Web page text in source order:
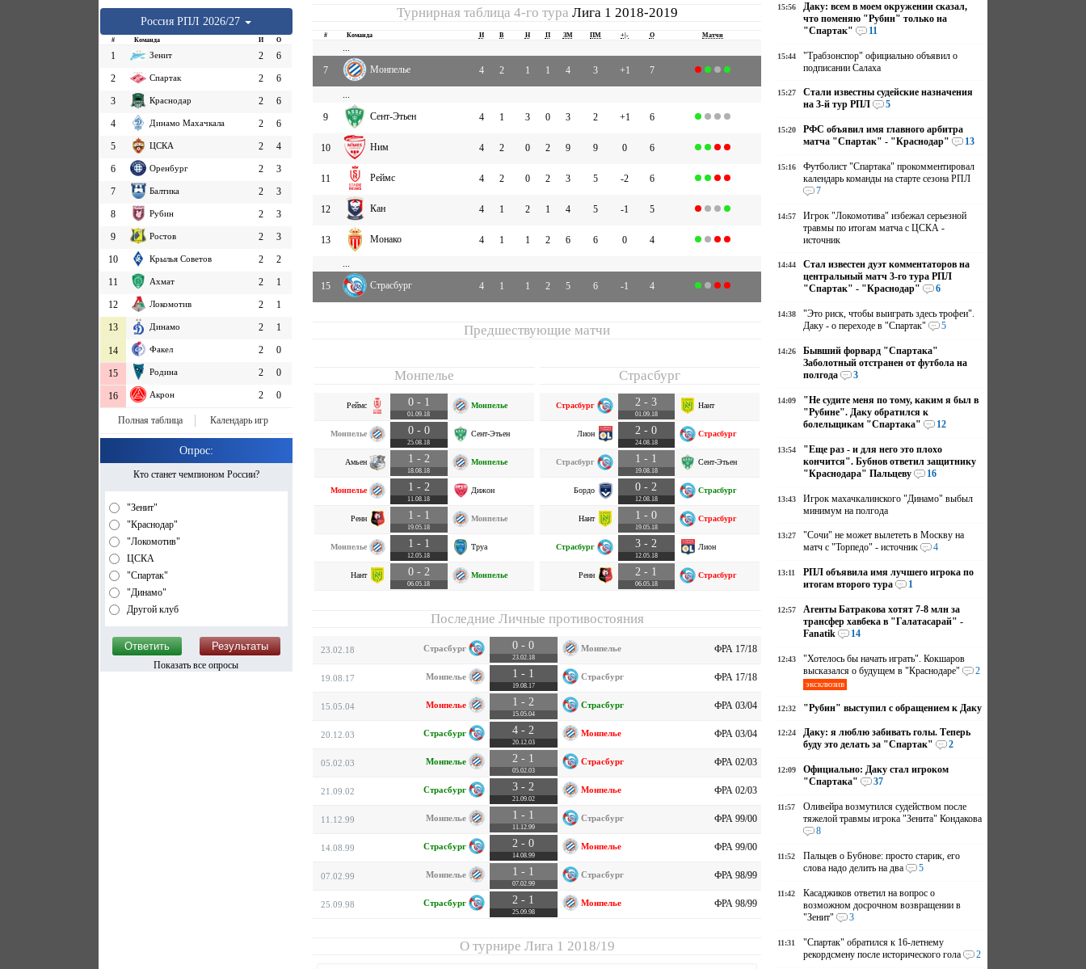
Россия РПЛ 2026/27
# Команда И О
1 Зенит 2
6
2
Спартак 2
6
3
Краснодар 2
6
4
Динамо Махачкала 2
6
5
ЦСКА 2
4
6
Оренбург 2
3
7
Балтика 2
3
8
Рубин 2
3
9
Ростов 2
3
10
Крылья Советов 2
2
11
Ахмат 2
1
12
Локомотив 2
1
13
Динамо 2 1
14 Факел 2 0
15 Родина 2 0
16 Акрон 2 0
Полная таблица Календарь игр
Опрос:
Кто станет чемпионом России?
"Зенит"
"Краснодар"
"Локомотив"
ЦСКА
"Спартак"
"Динамо"
Другой клуб
Показать все опросы
Турнирная таблица 4-го тура Лига 1 2018-2019
# Команда И В Н П ЗМ ПМ +|- О Матчи
...
7
Монпелье 4 2 1 1 4 3 +1 7
...
9
Сент-Этьен 4 1 3 0 3 2 +1 6
10 Ним 4 2 0 2 9 9 0 6
11 Реймс 4 2 0 2 3 5 -2 6
12 Кан 4 1 2 1 4 5 -1 5
13 Монако 4 1 1 2 6 6 0 4
...
15
Страсбург 4 1 1 2 5 6 -1 4
Предшествующие матчи
Монпелье
Реймс 0 - 1
01.09.18
Монпелье
Монпелье 0 - 0
25.08.18
Сент-Этьен
Амьен 1 - 2
18.08.18
Монпелье
Монпелье 1 - 2
11.08.18
Дижон
Ренн 1 - 1
19.05.18
Монпелье
Монпелье 1 - 1
12.05.18
Труа
Нант 0 - 2
06.05.18
Монпелье
Страсбург
Страсбург 2 - 3
01.09.18
Нант
Лион 2 - 0
24.08.18
Страсбург
Страсбург 1 - 1
19.08.18
Сент-Этьен
Бордо 0 - 2
12.08.18
Страсбург
Нант 1 - 0
19.05.18
Страсбург
Страсбург 3 - 2
12.05.18
Лион
Ренн 2 - 1
06.05.18
Страсбург
Последние Личные противостояния
23.02.18 Страсбург 0 - 0
23.02.18
Монпелье ФРА 17/18
19.08.17 Монпелье 1 - 1
19.08.17
Страсбург ФРА 17/18
15.05.04 Монпелье 1 - 2
15.05.04
Страсбург ФРА 03/04
20.12.03 Страсбург 4 - 2
20.12.03
Монпелье ФРА 03/04
05.02.03 Монпелье 2 - 1
05.02.03
Страсбург ФРА 02/03
21.09.02 Страсбург 3 - 2
21.09.02
Монпелье ФРА 02/03
11.12.99 Монпелье 1 - 1
11.12.99
Страсбург ФРА 99/00
14.08.99 Страсбург 2 - 0
14.08.99
Монпелье ФРА 99/00
07.02.99 Монпелье 1 - 1
07.02.99
Страсбург ФРА 98/99
25.09.98 Страсбург 2 - 1
25.09.98
Монпелье ФРА 98/99
О турнире Лига 1 2018/19
15:56
Даку: всем в моем окружении сказал,
что поменяю "Рубин" только на
"Спартак"
11
15:44
"Трабзонспор" официально объявил о
подписании Салаха
15:27
Стали известны судейские назначения
на 3-й тур РПЛ
5
15:20
РФС объявил имя главного арбитра
матча "Спартак" - "Краснодар"
13
15:16
Футболист "Спартака" прокомментировал
календарь команды на старте сезона РПЛ
7
14:57
Игрок "Локомотива" избежал серьезной
травмы по итогам матча с ЦСКА -
источник
14:44
Стал известен дуэт комментаторов на
центральный матч 3-го тура РПЛ
"Спартак" - "Краснодар"
6
14:38
"Это риск, чтобы выиграть здесь трофеи".
Даку - о переходе в "Спартак"
5
14:26
Бывший форвард "Спартака"
Заболотный отстранен от футбола на
полгода
3
14:09
"Не судите меня по тому, каким я был в
"Рубине". Даку обратился к
болельщикам "Спартака"
12
13:54
"Еще раз - и для него это плохо
кончится". Бубнов ответил защитнику
"Краснодара" Пальцеву
16
13:43
Игрок махачкалинского "Динамо" выбыл
минимум на полгода
13:27
"Сочи" не может вылететь в Москву на
матч с "Торпедо" - источник
4
13:11
РПЛ объявила имя лучшего игрока по
итогам второго тура
1
12:57
Агенты Батракова хотят 7-8 млн за
трансфер хавбека в "Галатасарай" -
Fanatik
14
12:43
"Хотелось бы начать играть". Кокшаров
высказался о будущем в "Краснодаре"
2
эксклюзив
12:32 "Рубин" выступил с обращением к Даку
12:24
Даку: я люблю забивать голы. Теперь
буду это делать за "Спартак"
2
12:09
Официально: Даку стал игроком
"Спартака"
37
11:57
Оливейра возмутился судейством после
тяжелой травмы игрока "Зенита" Кондакова
8
11:52
Пальцев о Бубнове: просто старик, его
слова надо делить на два
5
11:42
Касаджиков ответил на вопрос о
возможном досрочном возвращении в
"Зенит"
3
11:31
"Спартак" обратился к 16-летнему
рекордсмену после исторического гола
2